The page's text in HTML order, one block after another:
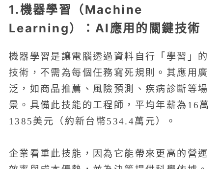
1.機器學習（Machine
Learning）：AI應用的關鍵技術
機器學習是讓電腦透過資料自行「學習」的
技術，不需為每個任務寫死規則。其應用廣
泛，如商品推薦、風險預測、疾病診斷等場
景。具備此技能的工程師，平均年薪為16萬
1385美元（約新台幣534.4萬元）。
企業看重此技能，因為它能帶來更高的營運